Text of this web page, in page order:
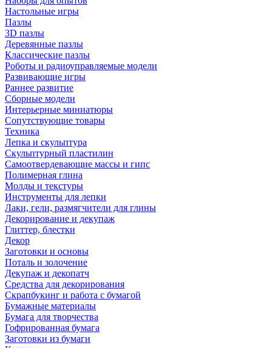
Настольные игры
Пазлы
3D пазлы
Деревянные пазлы
Классические пазлы
Роботы и радиоуправляемые модели
Развивающие игры
Раннее развитие
Сборные модели
Интерьерные миниатюры
Сопутствующие товары
Техника
Лепка и скульптура
Скульптурный пластилин
Самоотвердевающие массы и гипс
Полимерная глина
Молды и текстуры
Инструменты для лепки
Лаки, гели, размягчители для глины
Декорирование и декупаж
Глиттер, блестки
Декор
Заготовки и основы
Поталь и золочение
Декупаж и декопатч
Средства для декорирования
Скрапбукинг и работа с бумагой
Бумажные материалы
Бумага для творчества
Гофрированная бумага
Заготовки из бумаги